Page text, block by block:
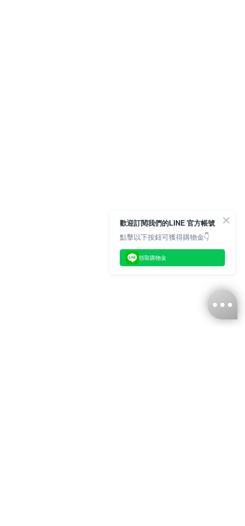
歡迎訂閱我們的LINE 官方帳號
點擊以下按鈕可獲得購物金👇
領取購物金